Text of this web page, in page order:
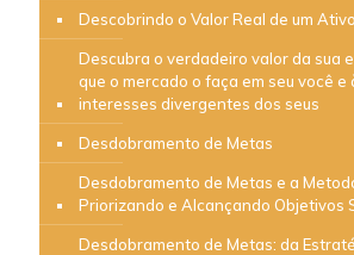
Descobrindo o Valor Real de um Ativo
Descubra o verdadeiro valor da sua
que o mercado o faça em seu você e
interesses divergentes dos seus
Desdobramento de Metas
Desdobramento de Metas e a
Priorizando e Alcançando Objetivos
Desdobramento de Metas: da